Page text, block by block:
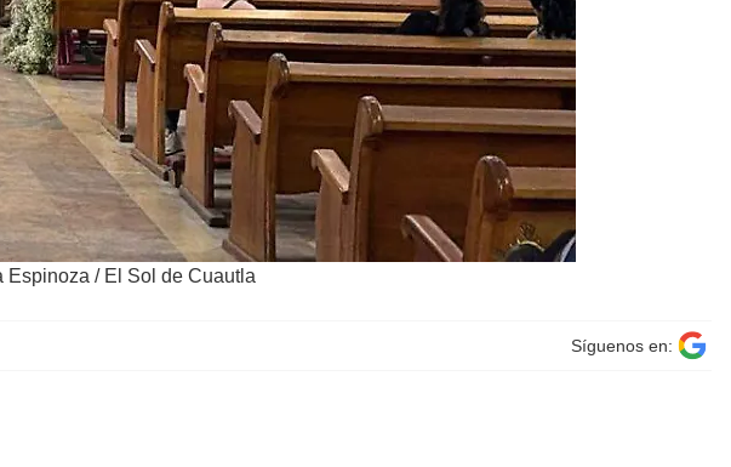
Espinoza / El Sol de Cuautla
Síguenos en: